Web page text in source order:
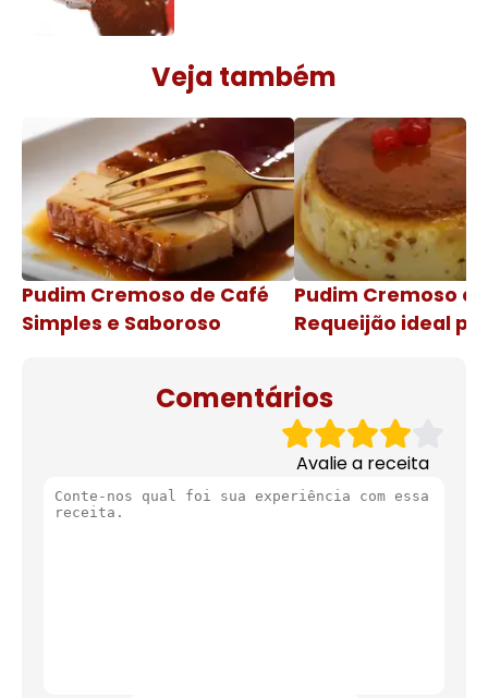
Veja também
Pudim Cremoso de Café
Simples e Saboroso
Pudim Cremoso
Requeijão ideal
Comentários
Avalie a receita